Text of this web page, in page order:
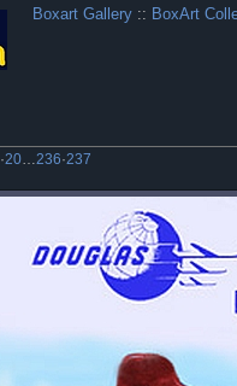
Boxart Gallery :: BoxArt
·20 236·237